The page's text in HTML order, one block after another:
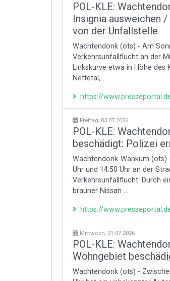
POL-KLE:
Insignia ausweichen
von der Unfallstelle
Wachtendonk (ots) - Am
Verkehrsunfallflucht an der
Linkskurve etwa in Höhe des
Nettetal, ...
https://
Freitag, 03.07.2026
POL-KLE:
beschädigt: Polizei
Wachtendonk-Wankum (ots)
Uhr und 14:50 Uhr an der
Verkehrsunfallflucht. Durch
brauner Nissan ...
https://
Mittwoch, 01.07.2026
POL-KLE:
Wohngebiet
Wachtendonk (ots) -